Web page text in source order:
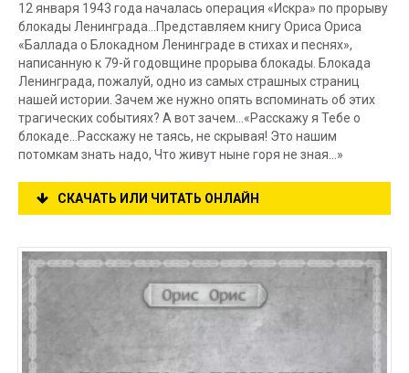
12 января 1943 года началась операция «Искра» по прорыву
блокады Ленинграда…Представляем книгу Ориса Ориса
«Баллада о Блокадном Ленинграде в стихах и песнях»,
написанную к 79-й годовщине прорыва блокады. Блокада
Ленинграда, пожалуй, одно из самых страшных страниц
нашей истории. Зачем же нужно опять вспоминать об этих
трагических событиях? А вот зачем…«Расскажу я Тебе о
блокаде…Расскажу не таясь, не скрывая! Это нашим
потомкам знать надо, Что живут ныне горя не зная…»
СКАЧАТЬ ИЛИ ЧИТАТЬ ОНЛАЙН